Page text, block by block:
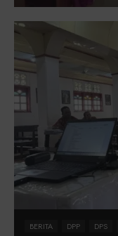
BERITA DPP DPS